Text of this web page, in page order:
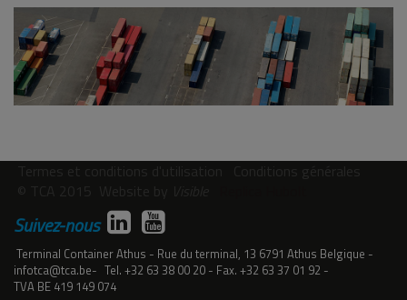
Suivez-nous
Terminal Container Athus Rue du terminal, 13 6791 Athus Belgique
infotca@tca.be
Tel. +32 63 38 00 20 Fax. +32 63 37 01 92
TVA BE 419 149 074